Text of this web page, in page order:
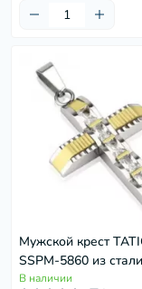
Мужской крест
SSPM-5860 из стали
В наличии